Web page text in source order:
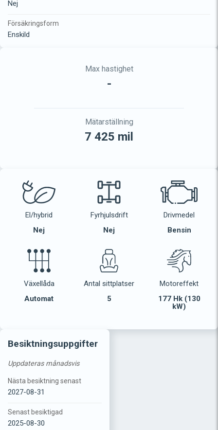
Nej
Försäkringsform
Enskild
Max hastighet
-
Mätarställning
7 425 mil
El/hybrid
Nej
Fyrhjulsdrift
Nej
Drivmedel
Bensin
Växellåda
Automat
Antal sittplatser
5
Motoreffekt
177 Hk (130
kW)
Besiktningsuppgifter
Uppdateras månadsvis
Nästa besiktning senast
2027-08-31
Senast besiktigad
2025-08-30